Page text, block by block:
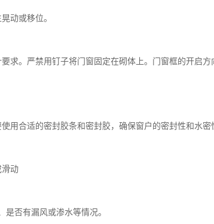
动或移位。
。严禁用钉子将门窗固定在砌体上。门窗框的开启方
合适的密封胶条和密封胶，确保窗户的密封性和水密
动
否有漏风或渗水等情况。